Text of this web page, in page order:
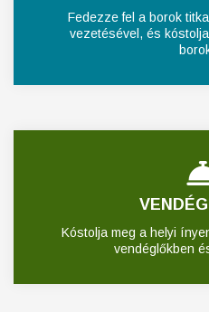
Fedezze fel a borok
vezetésével, és
Kóstolja meg a helyi
vendéglőkben